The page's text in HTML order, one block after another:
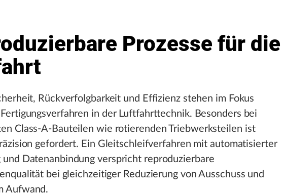
Prozesse für die
Rückverfolgbarkeit und Effizienz stehen im Fokus
in der Luftfahrttechnik. Besonders bei
Class-A-Bauteilen wie rotierenden Triebwerksteilen ist
gefordert. Ein Gleitschleifverfahren mit automatisierter
und Datenanbindung verspricht reproduzierbare
bei gleichzeitiger Reduzierung von Ausschuss und
Aufwand.